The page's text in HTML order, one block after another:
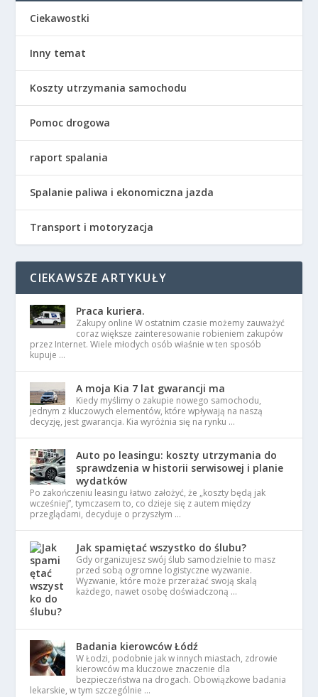
Ciekawostki
Inny temat
Koszty utrzymania samochodu
Pomoc drogowa
raport spalania
Spalanie paliwa i ekonomiczna jazda
Transport i motoryzacja
CIEKAWSZE ARTYKUŁY
Praca kuriera.
Zakupy online W ostatnim czasie możemy zauważyć
coraz większe zainteresowanie robieniem zakupów
przez Internet. Wiele młodych osób właśnie w ten sposób
kupuje …
A moja Kia 7 lat gwarancji ma
Kiedy myślimy o zakupie nowego samochodu,
jednym z kluczowych elementów, które wpływają na naszą
decyzję, jest gwarancja. Kia wyróżnia się na rynku …
Auto po leasingu: koszty utrzymania do
sprawdzenia w historii serwisowej i planie
wydatków
Po zakończeniu leasingu łatwo założyć, że „koszty będą jak
wcześniej”, tymczasem to, co dzieje się z autem między
przeglądami, decyduje o przyszłym …
Jak spamiętać wszystko do ślubu?
Gdy organizujesz swój ślub samodzielnie to masz
przed sobą ogromne logistyczne wyzwanie.
Wyzwanie, które może przerażać swoją skalą
każdego, nawet osobę doświadczoną …
Badania kierowców Łódź
W Łodzi, podobnie jak w innych miastach, zdrowie
kierowców ma kluczowe znaczenie dla
bezpieczeństwa na drogach. Obowiązkowe badania
lekarskie, w tym szczególnie …